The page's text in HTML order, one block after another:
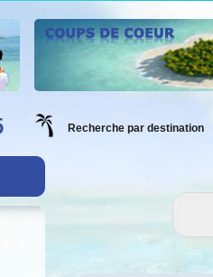
Recherche par destination